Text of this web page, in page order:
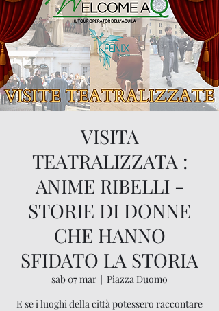
VISITA
TEATRALIZZATA :
ANIME RIBELLI -
STORIE DI DONNE
CHE HANNO
SFIDATO LA STORIA
sab 07 mar
  |
Piazza Duomo
E se i luoghi della città potessero raccontare